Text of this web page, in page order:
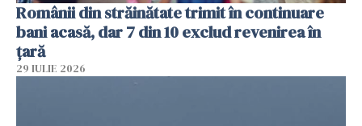
Românii din străinătate trimit în continuare
bani acasă, dar 7 din 10 exclud revenirea în
țară
29 IULIE 2026